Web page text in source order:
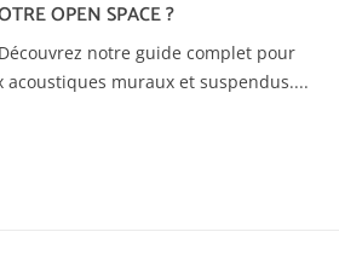
OPEN SPACE ?
notre guide complet pour
muraux et suspendus....